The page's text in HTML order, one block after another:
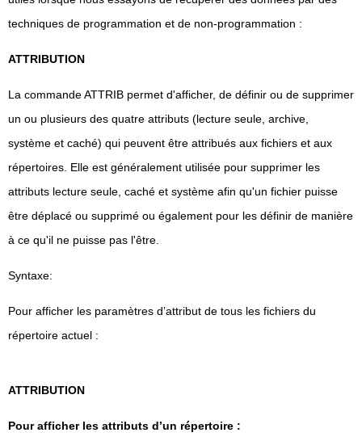
techniques de programmation et de non-programmation :
ATTRIBUTION
La commande ATTRIB permet d'afficher, de définir ou de supprimer
un ou plusieurs des quatre attributs (lecture seule, archive,
système et caché) qui peuvent être attribués aux fichiers et aux
répertoires. Elle est généralement utilisée pour supprimer les
attributs lecture seule, caché et système afin qu'un fichier puisse
être déplacé ou supprimé ou également pour les définir de manière
à ce qu'il ne puisse pas l'être.
Syntaxe:
Pour afficher les paramètres d’attribut de tous les fichiers du
répertoire actuel :
ATTRIBUTION
Pour afficher les attributs d’un répertoire :